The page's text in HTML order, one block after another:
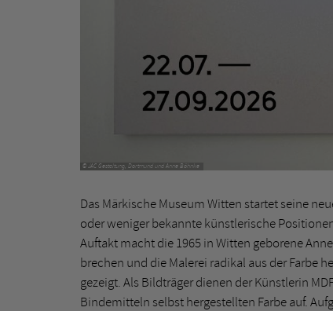
© JAC Gestaltung, Dortmund und Anne Böhnke
Das Märkische Museum Witten startet seine
oder weniger bekannte künstlerische
Auftakt macht die 1965 in Witten geborene
brechen und die Malerei radikal aus der Farbe
gezeigt. Als Bildträger dienen der Künstlerin
Bindemitteln selbst hergestellten Farbe auf.